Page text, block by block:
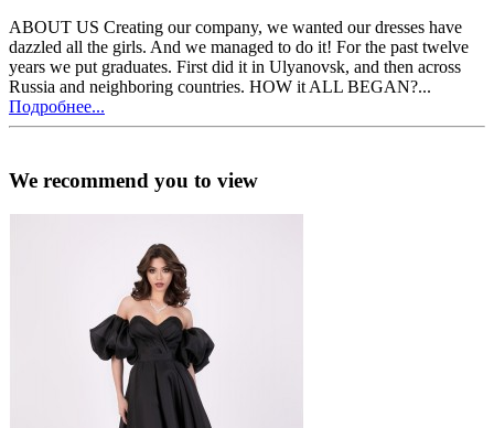
ABOUT US Creating our company, we wanted our dresses have
dazzled all the girls. And we managed to do it! For the past twelve
years we put graduates. First did it in Ulyanovsk, and then across
Russia and neighboring countries. HOW it ALL BEGAN?...
Подробнее...
We recommend you to view